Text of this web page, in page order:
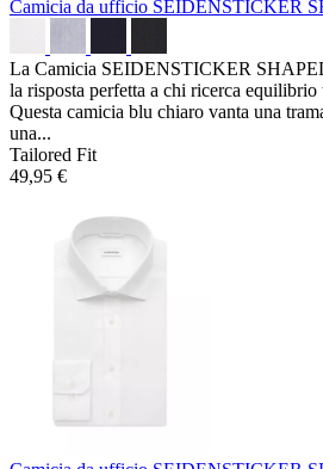
Camicia da ufficio SEIDENSTICKER
La Camicia SEIDENSTICKER
la risposta perfetta a chi ricerca equilibrio
Questa camicia blu chiaro vanta una
una...
Tailored Fit
49,95 €